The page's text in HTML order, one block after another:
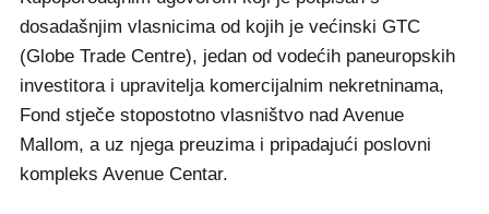
dosadašnjim vlasnicima od kojih je većinski GTC
(Globe Trade Centre), jedan od vodećih paneuropskih
investitora i upravitelja komercijalnim nekretninama,
Fond stječe stopostotno vlasništvo nad Avenue
Mallom, a uz njega preuzima i pripadajući poslovni
kompleks Avenue Centar.